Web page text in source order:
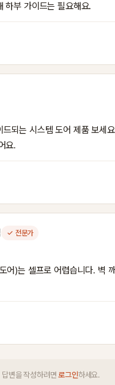
하부 가이드는 필요해요.
드되는 시스템 도어 제품 보세
요.
✓ 전문가
어)는 셀프로 어렵습니다. 벽
답변을 작성하려면로그인하세요.